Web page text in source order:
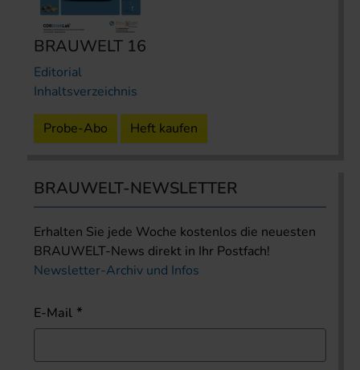
BRAUWELT 16
Editorial
Inhaltsverzeichnis
Probe-Abo Heft kaufen
BRAUWELT-NEWSLETTER
Erhalten Sie jede Woche kostenlos die neuesten
BRAUWELT-News direkt in Ihr Postfach!
Newsletter-Archiv und Infos
E-Mail